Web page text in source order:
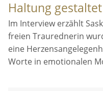
Haltung gestaltet
Im Interview erzählt
freien Traurednerin
eine
Worte in emotionalen